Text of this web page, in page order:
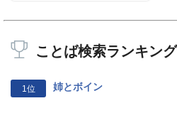
ことば検索ランキング
1位 姉とボイン